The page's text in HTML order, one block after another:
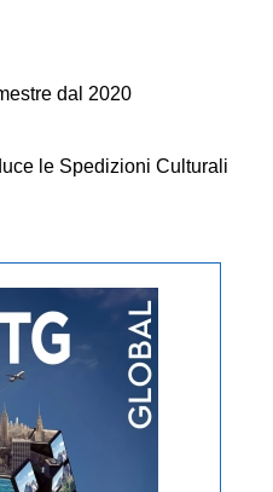
dal 2020
le Spedizioni Culturali